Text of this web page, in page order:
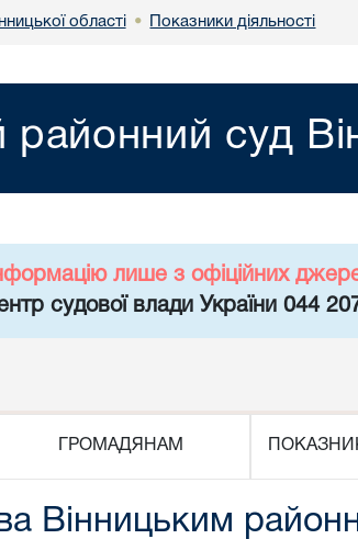
області • Показники діяльності
районний суд
лише з офіційних
судової влади України 044
ГРОМАДЯНАМ
Вінницьким